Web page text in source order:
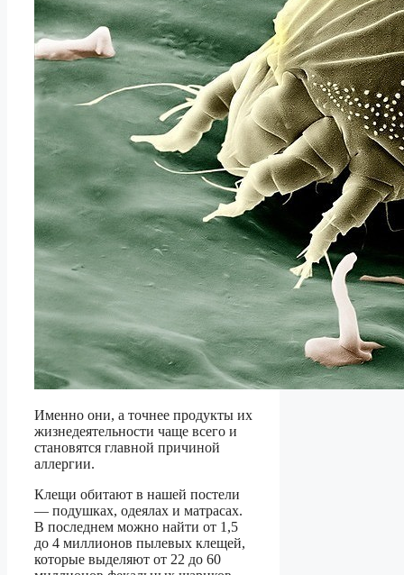
Именно они, а точнее продукты их
жизнедеятельности чаще всего и
становятся главной причиной
аллергии.
Клещи обитают в нашей постели
— подушках, одеялах и матрасах.
В последнем можно найти от 1,5
до 4 миллионов пылевых клещей,
которые выделяют от 22 до 60